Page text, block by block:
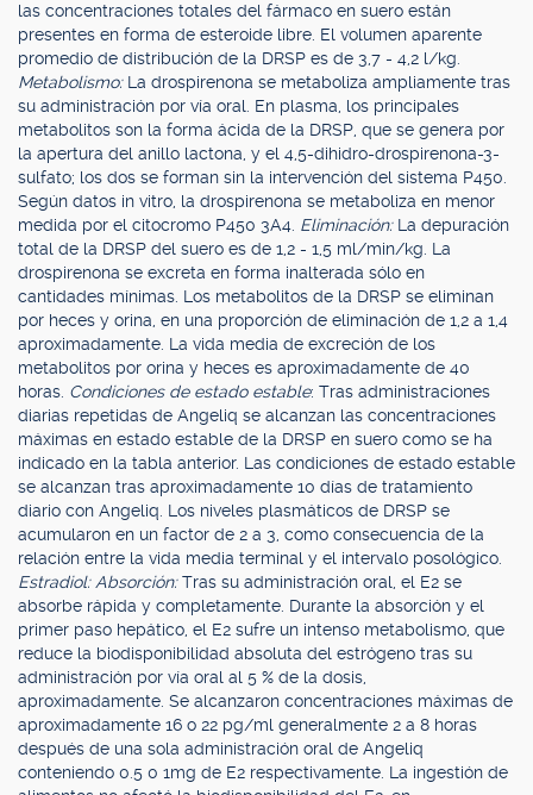
las concentraciones totales del fármaco en suero están
presentes en forma de esteroide libre. El volumen aparente
promedio de distribución de la DRSP es de 3,7 - 4,2 l/kg.
Metabolismo: La drospirenona se metaboliza ampliamente tras
su administración por vía oral. En plasma, los principales
metabolitos son la forma ácida de la DRSP, que se genera por
la apertura del anillo lactona, y el 4,5-dihidro-drospirenona-3-
sulfato; los dos se forman sin la intervención del sistema P450.
Según datos in vitro, la drospirenona se metaboliza en menor
medida por el citocromo P450 3A4. Eliminación: La depuración
total de la DRSP del suero es de 1,2 - 1,5 ml/min/kg. La
drospirenona se excreta en forma inalterada sólo en
cantidades mínimas. Los metabolitos de la DRSP se eliminan
por heces y orina, en una proporción de eliminación de 1,2 a 1,4
aproximadamente. La vida media de excreción de los
metabolitos por orina y heces es aproximadamente de 40
horas. Condiciones de estado estable: Tras administraciones
diarias repetidas de Angeliq se alcanzan las concentraciones
máximas en estado estable de la DRSP en suero como se ha
indicado en la tabla anterior. Las condiciones de estado estable
se alcanzan tras aproximadamente 10 días de tratamiento
diario con Angeliq. Los niveles plasmáticos de DRSP se
acumularon en un factor de 2 a 3, como consecuencia de la
relación entre la vida media terminal y el intervalo posológico.
Estradiol: Absorción:Tras su administración oral, el E2 se
absorbe rápida y completamente. Durante la absorción y el
primer paso hepático, el E2 sufre un intenso metabolismo, que
reduce la biodisponibilidad absoluta del estrógeno tras su
administración por vía oral al 5 % de la dosis,
aproximadamente. Se alcanzaron concentraciones máximas de
aproximadamente 16 o 22 pg/ml generalmente 2 a 8 horas
después de una sola administración oral de Angeliq
conteniendo 0.5 0 1mg de E2 respectivamente. La ingestión de